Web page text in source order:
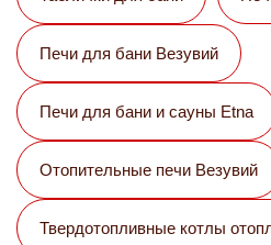
Печи для бани Везувий
Печи для бани и сауны Etna
Отопительные печи Везувий
Твердотопливные котлы